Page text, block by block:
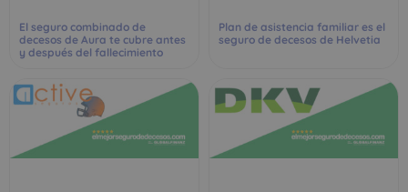
El seguro combinado de
decesos de Aura te cubre antes
y después del fallecimiento
Plan de asistencia familiar es el
seguro de decesos de Helvetia